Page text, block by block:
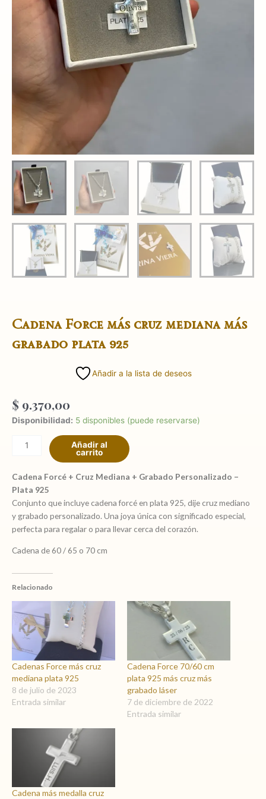
Cadena Force más cruz mediana más
grabado plata 925
Añadir a la lista de deseos
$ 9.370,00
Disponibilidad: 5 disponibles (puede reservarse)
Cadena
más
mediana
más
grabado
plata
925
Añadir al
carrito
Cadena Forcé + Cruz Mediana + Grabado Personalizado –
Plata 925
Conjunto que incluye cadena forcé en plata 925, dije cruz mediano
y grabado personalizado. Una joya única con significado especial,
perfecta para regalar o para llevar cerca del corazón.
Cadena de 60 / 65 o 70 cm
Relacionado
Cadenas Force más cruz
mediana plata 925
8 de julio de 2023
Entrada similar
Cadena Force 70/60 cm
plata 925 más cruz más
grabado láser
7 de diciembre de 2022
Entrada similar
Cadena más medalla cruz